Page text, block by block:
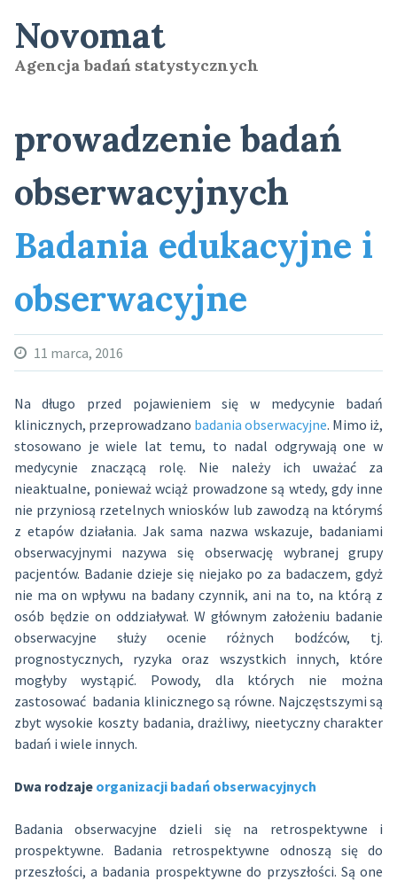
content
Novomat
Agencja badań statystycznych
prowadzenie badań
obserwacyjnych
Badania edukacyjne i
obserwacyjne
11 marca, 2016
Na długo przed pojawieniem się w medycynie badań
klinicznych, przeprowadzano badania obserwacyjne. Mimo iż,
stosowano je wiele lat temu, to nadal odgrywają one w
medycynie znaczącą rolę. Nie należy ich uważać za
nieaktualne, ponieważ wciąż prowadzone są wtedy, gdy inne
nie przyniosą rzetelnych wniosków lub zawodzą na którymś
z etapów działania. Jak sama nazwa wskazuje, badaniami
obserwacyjnymi nazywa się obserwację wybranej grupy
pacjentów. Badanie dzieje się niejako po za badaczem, gdyż
nie ma on wpływu na badany czynnik, ani na to, na którą z
osób będzie on oddziaływał. W głównym założeniu badanie
obserwacyjne służy ocenie różnych bodźców, tj.
prognostycznych, ryzyka oraz wszystkich innych, które
mogłyby wystąpić. Powody, dla których nie można
zastosować badania klinicznego są równe. Najczęstszymi są
zbyt wysokie koszty badania, drażliwy, nieetyczny charakter
badań i wiele innych.
Dwa rodzaje organizacji badań obserwacyjnych
Badania obserwacyjne dzieli się na retrospektywne i
prospektywne. Badania retrospektywne odnoszą się do
przeszłości, a badania prospektywne do przyszłości. Są one